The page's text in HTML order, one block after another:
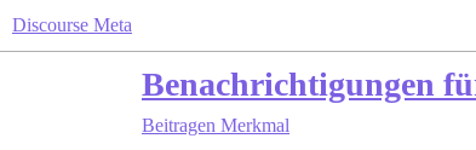
Discourse Meta
Benachrichtigungen
Beitragen Merkmal